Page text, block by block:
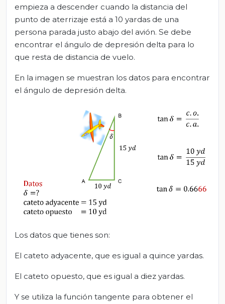
empieza a descender cuando la distancia del
punto de aterrizaje está a 10 yardas de una
persona parada justo abajo del avión. Se debe
encontrar el ángulo de depresión delta para lo
que resta de distancia de vuelo.
En la imagen se muestran los datos para encontrar
el ángulo de depresión delta.
Los datos que tienes son:
El cateto adyacente, que es igual a quince yardas.
El cateto opuesto, que es igual a diez yardas.
Y se utiliza la función tangente para obtener el